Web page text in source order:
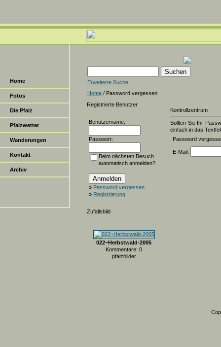
Home
Fotos
Die Pfalz
Pfalzwetter
Wanderungen
Kontakt
Archiv
Erweiterte Suche
Home / Password vergessen
Registrierte Benutzer
Benutzername:
Passwort:
Beim nächsten Besuch
automatisch anmelden?
» Password vergessen
» Registrierung
Zufallsbild
022~Herbstwald-2005
Kommentare: 0
pfalzbilder
Kontrollzentrum
Sollten Sie Ihr
einfach in das
Password
E-Mail: